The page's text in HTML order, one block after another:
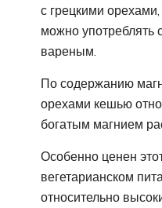
с грецкими
можно
вареным.
По содержанию
орехами кешью
богатым магнием
Особенно ценен
вегетарианском
относительно